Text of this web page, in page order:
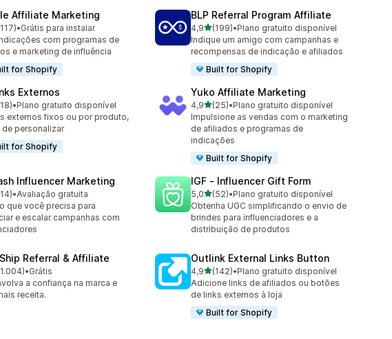
Affiliate Marketing
estrelas
ao todo
•Grátis para instalar
com programas de
e marketing de influência
for Shopify
BLP Referral Program Affiliate
4,9de 5 estrelas
(199)
199 avaliações ao todo
•Plano gratuito disponível
Indique um amigo com campanhas e
recompensas de indicação e afiliados
Built for Shopify
Externos
estrelas
ao todo
•Plano gratuito disponível
externos fixos ou por produto,
de personalizar
for Shopify
Yuko Affiliate Marketing
4,9de 5 estrelas
(25)
25 avaliações ao todo
•Plano gratuito disponível
Impulsione as vendas com o marketing
de afiliados e programas de
indicações
Built for Shopify
Influencer Marketing
estrelas
ao todo
•Avaliação gratuita
que você precisa para
e escalar campanhas com
IGF ‑ Influencer Gift Form
5,0de 5 estrelas
(52)
52 avaliações ao todo
•Plano gratuito disponível
Obtenha UGC simplificando o envio de
brindes para influenciadores e a
distribuição de produtos
Referral & Affiliate
estrelas
ao todo
•Grátis
a confiança na marca e
receita.
Outlink External Links Button
4,9de 5 estrelas
(142)
142 avaliações ao todo
•Plano gratuito disponível
Adicione links de afiliados ou botões
de links externos à loja
Built for Shopify